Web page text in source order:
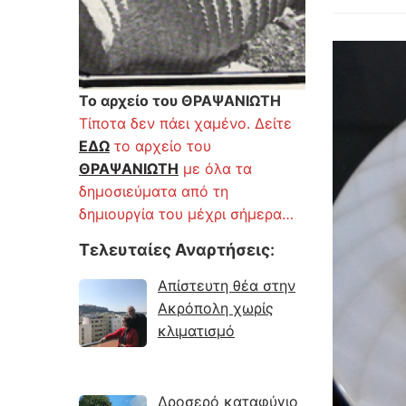
Το αρχείο του ΘΡΑΨΑΝΙΩΤΗ
Τίποτα δεν πάει χαμένο. Δείτε
ΕΔΩ το αρχείο του
ΘΡΑΨΑΝΙΩΤΗ με όλα τα
δημοσιεύματα από τη
δημιουργία του μέχρι σήμερα…
Τελευταίες Αναρτήσεις:
Απίστευτη θέα στην
Ακρόπολη χωρίς
κλιματισμό
Δροσερό καταφύγιο